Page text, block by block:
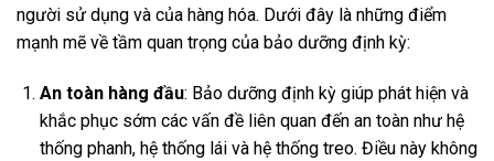
người sử dụng và của hàng hóa. Dưới đây là những điểm
mạnh mẽ về tầm quan trọng của bảo dưỡng định kỳ:
An toàn hàng đầu: Bảo dưỡng định kỳ giúp phát hiện và
khắc phục sớm các vấn đề liên quan đến an toàn như hệ
thống phanh, hệ thống lái và hệ thống treo. Điều này không